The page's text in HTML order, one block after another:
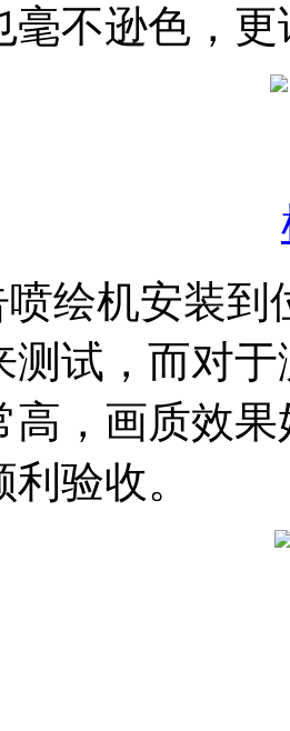
毫不逊色，
绘机安装到
测试，而对
高，画质效
验收。